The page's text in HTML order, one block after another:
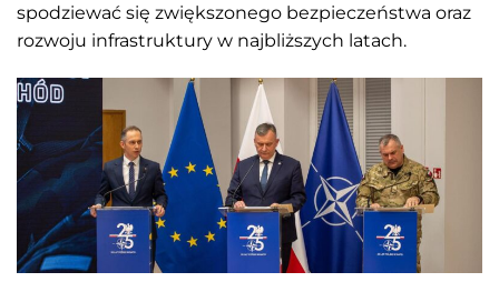
spodziewać się zwiększonego bezpieczeństwa oraz
rozwoju infrastruktury w najbliższych latach.